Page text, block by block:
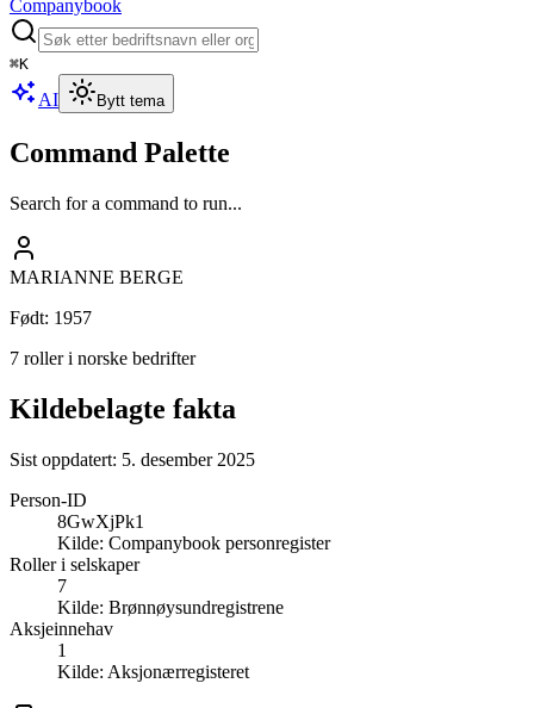
Companybook
⌘K
AI Bytt tema
Command Palette
Search for a command to run...
MARIANNE BERGE
Født: 1957
7 roller i norske bedrifter
Kildebelagte fakta
Sist oppdatert: 5. desember 2025
Person-ID
8GwXjPk1
Kilde: Companybook personregister
Roller i selskaper
7
Kilde: Brønnøysundregistrene
Aksjeinnehav
1
Kilde: Aksjonærregisteret